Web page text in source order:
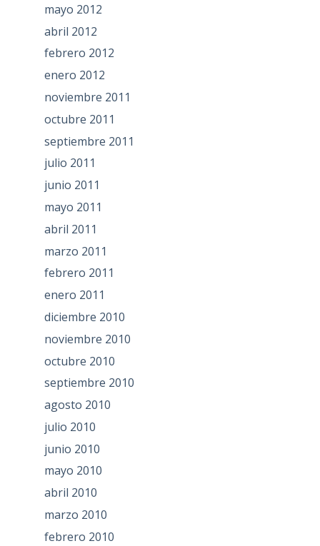
mayo 2012
abril 2012
febrero 2012
enero 2012
noviembre 2011
octubre 2011
septiembre 2011
julio 2011
junio 2011
mayo 2011
abril 2011
marzo 2011
febrero 2011
enero 2011
diciembre 2010
noviembre 2010
octubre 2010
septiembre 2010
agosto 2010
julio 2010
junio 2010
mayo 2010
abril 2010
marzo 2010
febrero 2010